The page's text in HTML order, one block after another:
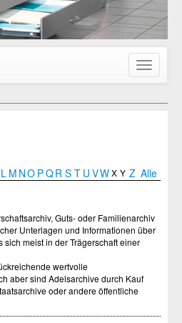
ein-/
L M NO PQR S T U VWX Y Z Alle
Guts- oder Familienarchiv
Unterlagen und Informationen über
meist in der Trägerschaft einer
wertvolle
aber sind Adelsarchive durch Kauf
oder andere öffentliche